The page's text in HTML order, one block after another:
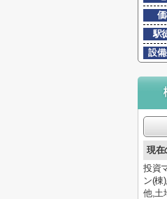
駅
設
現在
投資
ン(棟
他,土